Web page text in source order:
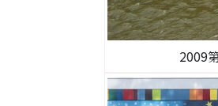
2009